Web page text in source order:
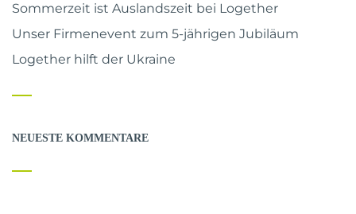
Sommerzeit ist Auslandszeit bei Logether
Unser Firmenevent zum 5-jährigen Jubiläum
Logether hilft der Ukraine
NEUESTE KOMMENTARE